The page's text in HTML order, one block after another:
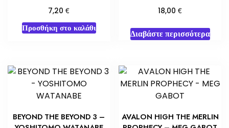
7,20€
Προσθήκη στο καλάθι
18,00€
Διαβάστε περισσότερα
BEYOND THE BEYOND 3 –
AVALON HIGH THE MERLIN